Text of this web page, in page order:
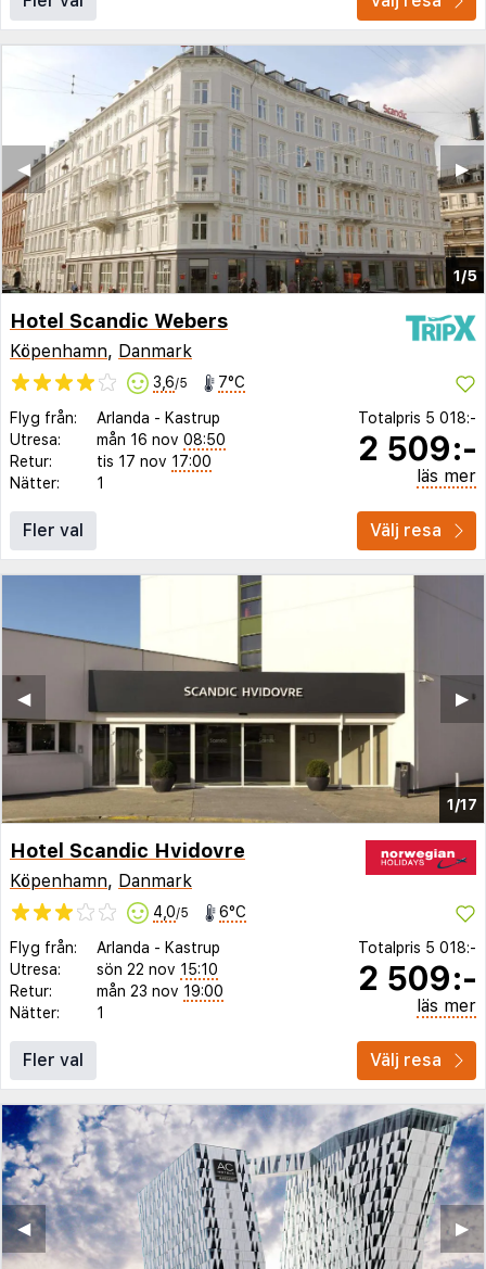
1/5
▶︎
◀︎
Hotel Scandic Webers
Köpenhamn, Danmark
3,6/5 7°C
Flyg från: Arlanda - Kastrup
Utresa:
mån 16 nov 08:50
Retur:
tis 17 nov 17:00
Nätter:
1
Totalpris 5 018:-
2 509:-
läs mer
Fler val Välj resa
1/17
▶︎
◀︎
Hotel Scandic Hvidovre
Köpenhamn, Danmark
4,0/5 6°C
Flyg från: Arlanda - Kastrup
Utresa:
sön 22 nov 15:10
Retur:
mån 23 nov 19:00
Nätter:
1
Totalpris 5 018:-
2 509:-
läs mer
Fler val Välj resa
▶︎
◀︎